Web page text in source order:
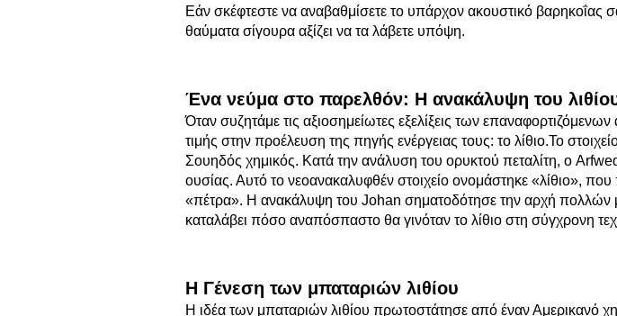
Εάν σκέφτεστε να αναβαθμίσετε το υπάρχον ακουστικό
θαύματα σίγουρα αξίζει να τα λάβετε υπόψη.
Ένα νεύμα στο παρελθόν: Η ανακάλυψη του
Όταν συζητάμε τις αξιοσημείωτες εξελίξεις των
τιμής στην προέλευση της πηγής ενέργειας τους: το λίθιο.Το
Σουηδός χημικός. Κατά την ανάλυση του ορυκτού πεταλίτη, ο
ουσίας. Αυτό το νεοανακαλυφθέν στοιχείο ονομάστηκε «λίθιο»,
«πέτρα». Η ανακάλυψη του Johan σηματοδότησε την αρχή πολλών
καταλάβει πόσο αναπόσπαστο θα γινόταν το λίθιο στη σύγχρονη
Η Γένεση των μπαταριών λιθίου
Η ιδέα των μπαταριών λιθίου πρωτοστάτησε από έναν Αμερικανό